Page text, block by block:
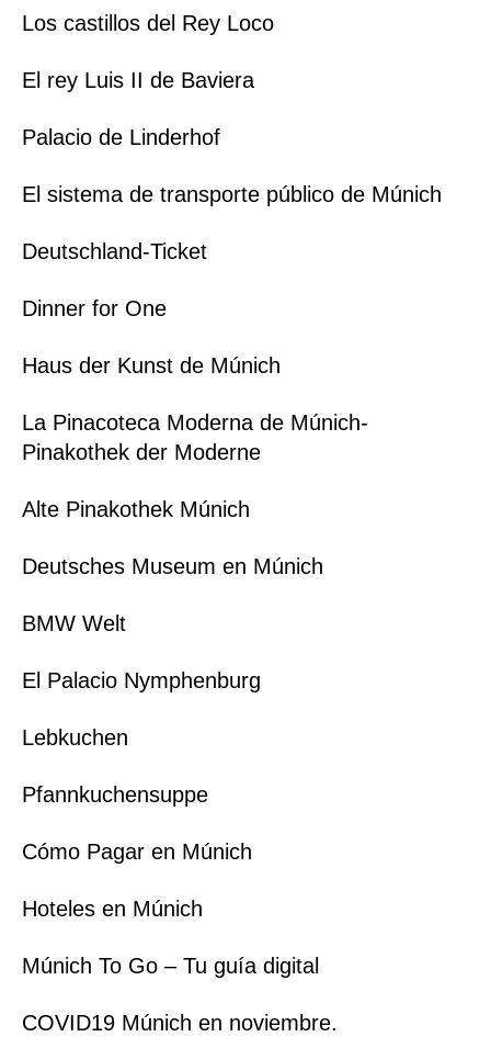
Los castillos del Rey Loco
El rey Luis II de Baviera
Palacio de Linderhof
El sistema de transporte público de Múnich
Deutschland-Ticket
Dinner for One
Haus der Kunst de Múnich
La Pinacoteca Moderna de Múnich-
Pinakothek der Moderne
Alte Pinakothek Múnich
Deutsches Museum en Múnich
BMW Welt
El Palacio Nymphenburg
Lebkuchen
Pfannkuchensuppe
Cómo Pagar en Múnich
Hoteles en Múnich
Múnich To Go – Tu guía digital
COVID19 Múnich en noviembre.